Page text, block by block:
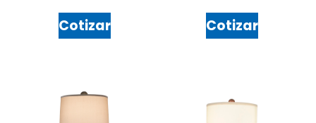
Cotizar Cotizar